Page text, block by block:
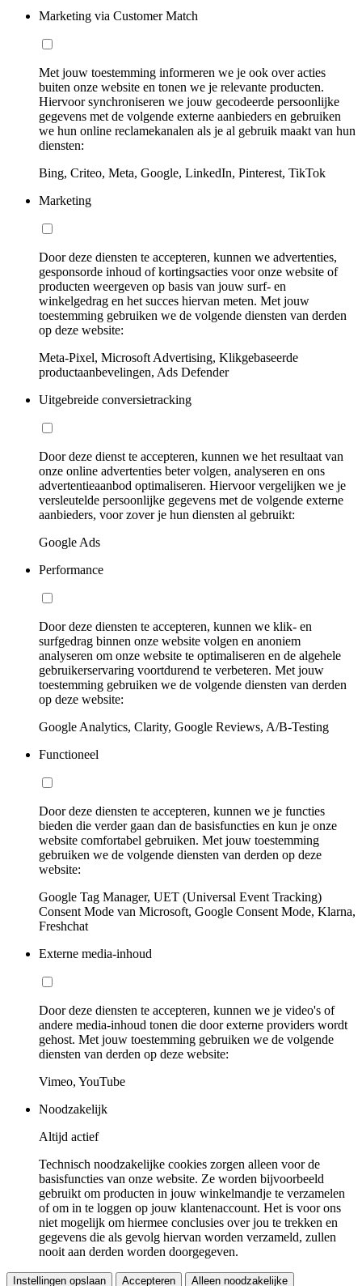
Marketing via Customer Match
Met jouw toestemming informeren we je ook over acties
buiten onze website en tonen we je relevante producten.
Hiervoor synchroniseren we jouw gecodeerde persoonlijke
gegevens met de volgende externe aanbieders en gebruiken
we hun online reclamekanalen als je al gebruik maakt van hun
diensten:
Bing, Criteo, Meta, Google, LinkedIn, Pinterest, TikTok
Marketing
Door deze diensten te accepteren, kunnen we advertenties,
gesponsorde inhoud of kortingsacties voor onze website of
producten weergeven op basis van jouw surf- en
winkelgedrag en het succes hiervan meten. Met jouw
toestemming gebruiken we de volgende diensten van derden
op deze website:
Meta-Pixel, Microsoft Advertising, Klikgebaseerde
productaanbevelingen, Ads Defender
Uitgebreide conversietracking
Door deze dienst te accepteren, kunnen we het resultaat van
onze online advertenties beter volgen, analyseren en ons
advertentieaanbod optimaliseren. Hiervoor vergelijken we je
versleutelde persoonlijke gegevens met de volgende externe
aanbieders, voor zover je hun diensten al gebruikt:
Google Ads
Performance
Door deze diensten te accepteren, kunnen we klik- en
surfgedrag binnen onze website volgen en anoniem
analyseren om onze website te optimaliseren en de algehele
gebruikerservaring voortdurend te verbeteren. Met jouw
toestemming gebruiken we de volgende diensten van derden
op deze website:
Google Analytics, Clarity, Google Reviews, A/B-Testing
Functioneel
Door deze diensten te accepteren, kunnen we je functies
bieden die verder gaan dan de basisfuncties en kun je onze
website comfortabel gebruiken. Met jouw toestemming
gebruiken we de volgende diensten van derden op deze
website:
Google Tag Manager, UET (Universal Event Tracking)
Consent Mode van Microsoft, Google Consent Mode, Klarna,
Freshchat
Externe media-inhoud
Door deze diensten te accepteren, kunnen we je video's of
andere media-inhoud tonen die door externe providers wordt
gehost. Met jouw toestemming gebruiken we de volgende
diensten van derden op deze website:
Vimeo, YouTube
Noodzakelijk
Altijd actief
Technisch noodzakelijke cookies zorgen alleen voor de
basisfuncties van onze website. Ze worden bijvoorbeeld
gebruikt om producten in jouw winkelmandje te verzamelen
of om in te loggen op jouw klantenaccount. Het is voor ons
niet mogelijk om hiermee conclusies over jou te trekken en
gegevens die als gevolg hiervan worden verzameld, zullen
nooit aan derden worden doorgegeven.
Instellingen opslaan Accepteren Alleen noodzakelijke